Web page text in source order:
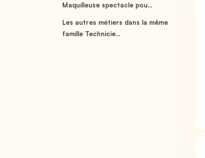
Maquilleuse spectacle pou...
Les autres métiers dans la même
famille Technicie...